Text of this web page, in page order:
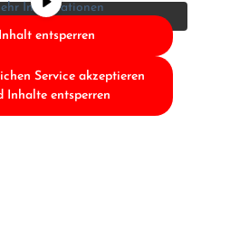
Informationen
Inhalt entsperren
Service akzeptieren
Inhalte entsperren